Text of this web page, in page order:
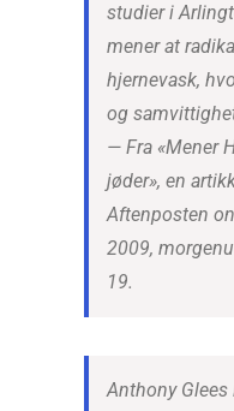
studier i
mener at
hjernevask,
og
— Fra «Mener
jøder», en
Aftenposten
2009,
19.
Anthony